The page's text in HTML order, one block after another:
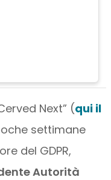
Next” (qui il
settimane
del GDPR,
Autorità